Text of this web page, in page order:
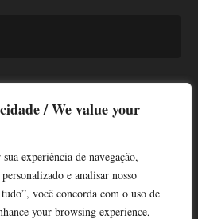
/ We value your
experiência de navegação,
e analisar nosso
você concorda com o uso de
your browsing experience,